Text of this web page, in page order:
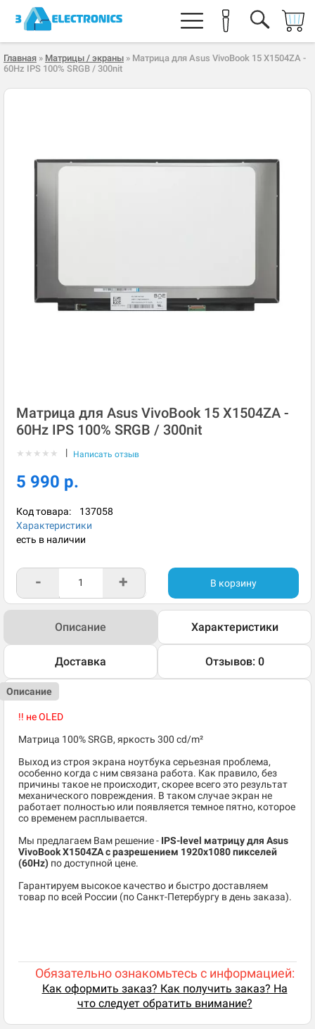
Главная » Матрицы / экраны » Матрица для Asus VivoBook 15 X1504ZA -
60Hz IPS 100% SRGB / 300nit
Матрица для Asus VivoBook 15 X1504ZA -
60Hz IPS 100% SRGB / 300nit
★ ★ ★ ★ ★ | Написать отзыв
5 990 р.
Код товара: 137058
Характеристики
есть в наличии
- + В корзину
Описание Характеристики
Доставка Отзывов: 0
Описание
!! не OLED
Матрица 100% SRGB, яркость 300 cd/m²
Выход из строя экрана ноутбука серьезная проблема,
особенно когда с ним связана работа. Как правило, без
причины такое не происходит, скорее всего это результат
механического повреждения. В таком случае экран не
работает полностью или появляется темное пятно, которое
со временем расплывается.
Мы предлагаем Вам решение - IPS-level матрицу для Asus
VivoBook X1504ZA c разрешением 1920x1080 пикселей
(60Hz) по доступной цене.
Гарантируем высокое качество и быстро доставляем
товар по всей России (по Санкт-Петербургу в день заказа).
Обязательно ознакомьтесь с информацией:
Как оформить заказ? Как получить заказ? На
что следует обратить внимание?